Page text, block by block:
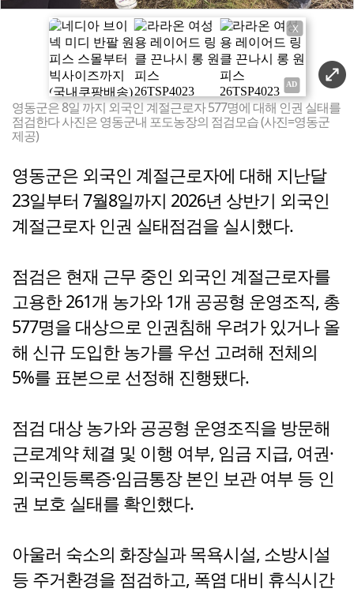
X
영동군은 8일 까지 외국인 계절근로자 577명에 대해 인권 실태를
점검한다 사진은 영동군내 포도농장의 점검모습 (사진=영동군
제공)
영동군은 외국인 계절근로자에 대해 지난달
23일부터 7월8일까지 2026년 상반기 외국인
계절근로자 인권 실태점검을 실시했다.
점검은 현재 근무 중인 외국인 계절근로자를
고용한 261개 농가와 1개 공공형 운영조직, 총
577명을 대상으로 인권침해 우려가 있거나 올
해 신규 도입한 농가를 우선 고려해 전체의
5%를 표본으로 선정해 진행됐다.
점검 대상 농가와 공공형 운영조직을 방문해
근로계약 체결 및 이행 여부, 임금 지급, 여권·
외국인등록증·임금통장 본인 보관 여부 등 인
권 보호 실태를 확인했다.
아울러 숙소의 화장실과 목욕시설, 소방시설
등 주거환경을 점검하고, 폭염 대비 휴식시간